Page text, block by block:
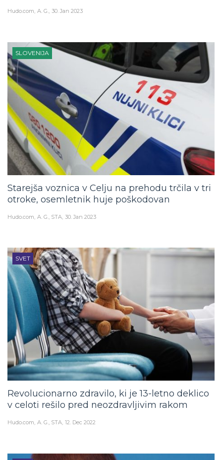
Hudo.com A. G. 30. Jan 2023
SLOVENIJA
Starejša voznica v Celju na prehodu trčila v tri
otroke, osemletnik huje poškodovan
Hudo.com A. G., STA 30. Jan 2023
SVET
Revolucionarno zdravilo, ki je 13-letno deklico
v celoti rešilo pred neozdravljivim rakom
Hudo.com A. G., STA 12. Dec 2022